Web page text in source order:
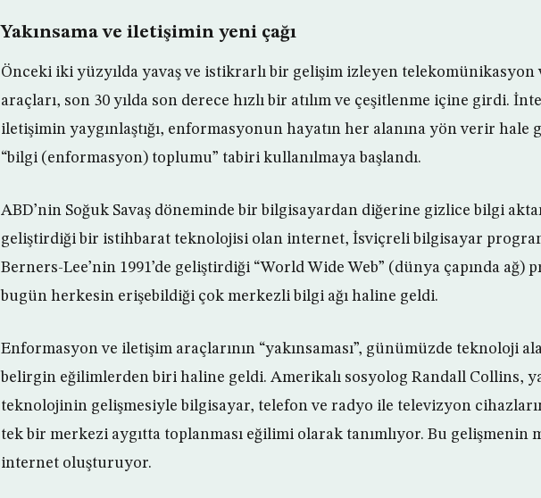
Yakınsama ve iletişimin yeni çağı
Önceki iki yüzyılda yavaş ve istikrarlı bir gelişim izleyen telekomünikasyon
araçları, son 30 yılda son derece hızlı bir atılım ve çeşitlenme içine girdi.
iletişimin yaygınlaştığı, enformasyonun hayatın her alanına yön verir hale
“bilgi (enformasyon) toplumu” tabiri kullanılmaya başlandı.
ABD’nin Soğuk Savaş döneminde bir bilgisayardan diğerine gizlice bilgi
geliştirdiği bir istihbarat teknolojisi olan internet, İsviçreli bilgisayar
Berners-Lee’nin 1991’de geliştirdiği “World Wide Web” (dünya çapında ağ)
bugün herkesin erişebildiği çok merkezli bilgi ağı haline geldi.
Enformasyon ve iletişim araçlarının “yakınsaması”, günümüzde teknoloji
belirgin eğilimlerden biri haline geldi. Amerikalı sosyolog Randall Collins,
teknolojinin gelişmesiyle bilgisayar, telefon ve radyo ile televizyon
tek bir merkezi aygıtta toplanması eğilimi olarak tanımlıyor. Bu gelişmenin
internet oluşturuyor.